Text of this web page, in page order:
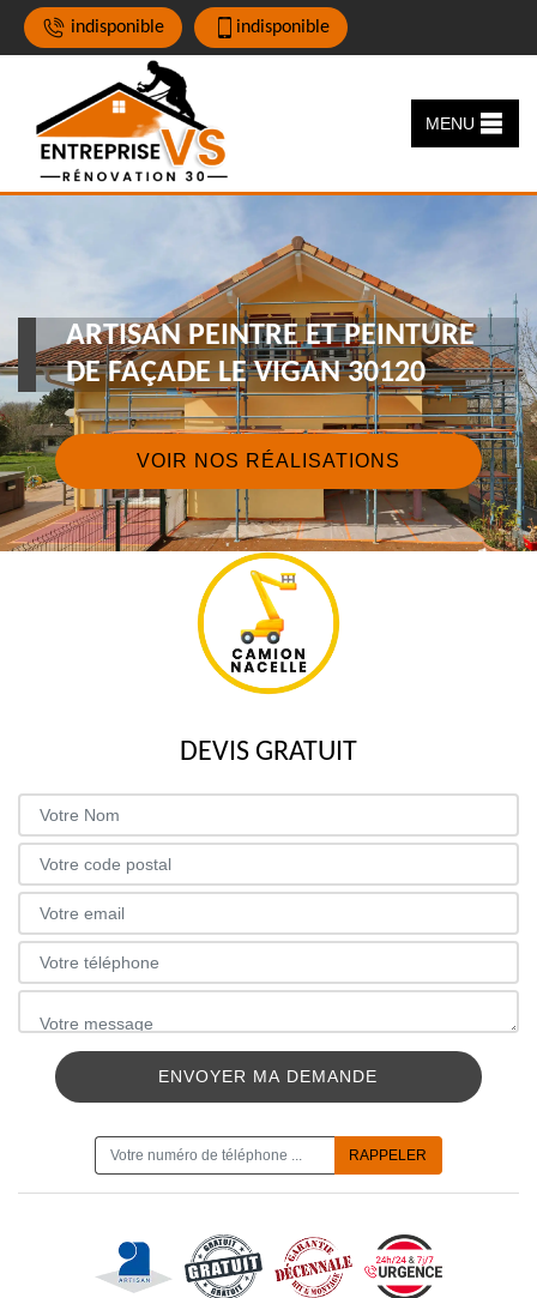
indisponible indisponible
MENU
ARTISAN PEINTRE ET PEINTURE
DE FAÇADE LE VIGAN 30120
VOIR NOS RÉALISATIONS
DEVIS GRATUIT